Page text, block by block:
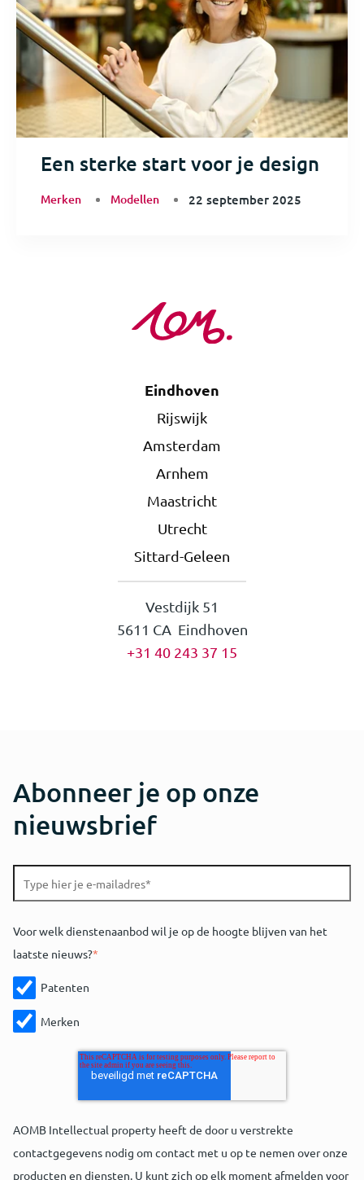
Een sterke start voor je design
Merken Modellen 22 september 2025
Eindhoven
Rijswijk
Amsterdam
Arnhem
Maastricht
Utrecht
Sittard-Geleen
Vestdijk 51
5611 CA Eindhoven
+31 40 243 37 15
Abonneer je op onze
nieuwsbrief
Voor welk dienstenaanbod wil je op de hoogte blijven van het
laatste nieuws?*
Patenten
Merken
AOMB Intellectual property heeft de door u verstrekte
contactgegevens nodig om contact met u op te nemen over onze
producten en diensten. U kunt zich op elk moment afmelden voor